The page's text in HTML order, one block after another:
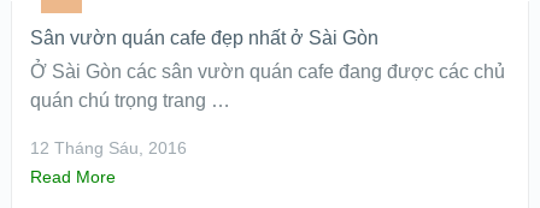
Sân vườn quán cafe đẹp nhất ở Sài Gòn
Ở Sài Gòn các sân vườn quán cafe đang được các chủ
quán chú trọng trang …
12 Tháng Sáu, 2016
Read More